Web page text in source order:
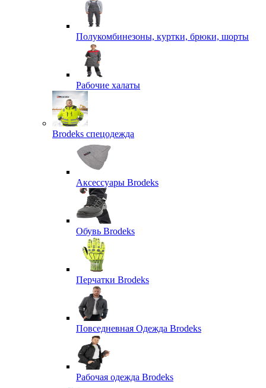
Полукомбинезоны, куртки, брюки, шорты
Рабочие халаты
Brodeks спецодежда
Аксессуары Brodeks
Обувь Brodeks
Перчатки Brodeks
Повседневная Одежда Brodeks
Рабочая одежда Brodeks